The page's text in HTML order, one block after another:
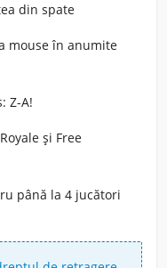
din spate
mouse în anumite
Z-A!
și Free
până la 4 jucători